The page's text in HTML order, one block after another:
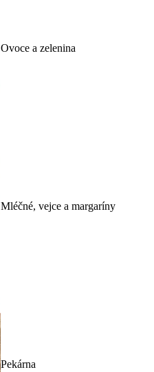
Ovoce a zelenina
Mléčné, vejce a margaríny
Pekárna